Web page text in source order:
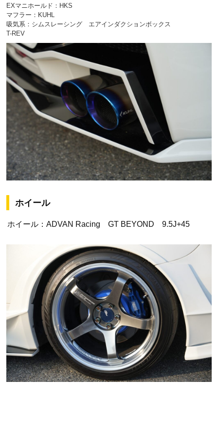
EXマニホールド：HKS
マフラー：KUHL
吸気系：シムスレーシング エアインダクションボックス
T-REV
ホイール
ホイール：ADVAN Racing GT BEYOND 9.5J+45